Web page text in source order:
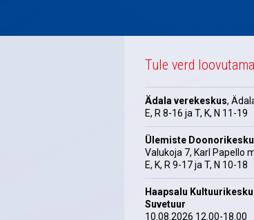
Tule verd loovutama
Ädala verekeskus,
E, R 8-16 ja T, K, N 11-19
Ülemiste
Valukoja 7, Karl Papello
E, K, R 9-17 ja T, N 10-18
Haapsalu
Suvetuur
10.08.2026 12.00-18.00